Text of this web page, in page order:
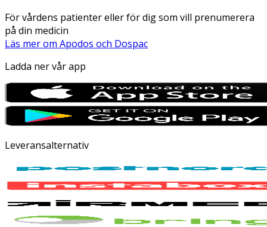
För vårdens patienter eller för dig som vill prenumerera
på din medicin
Läs mer om Apodos och Dospac
Ladda ner vår app
Leveransalternativ